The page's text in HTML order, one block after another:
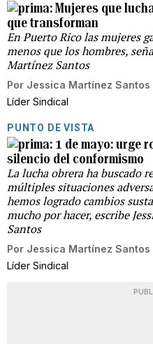
Mujeres que
que transforman
En Puerto Rico las mujeres
menos que los hombres,
Martínez Santos
Por Jessica Martínez Santos
Líder Sindical
PUNTO DE VISTA
1 de mayo: urge
silencio del conformismo
La lucha obrera ha buscado
múltiples situaciones
hemos logrado cambios
mucho por hacer, escribe
Santos
Por Jessica Martínez Santos
Líder Sindical